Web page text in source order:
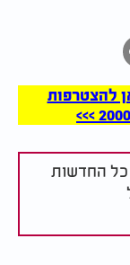
להצטרפות
כל החדשות